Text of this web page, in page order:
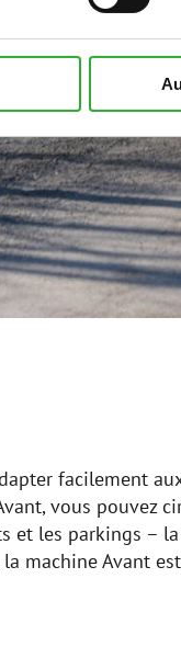
facilement
vous pouvez
et les parkings
machine Avant